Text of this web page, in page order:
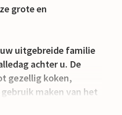
grote en
uitgebreide familie
achter u. De
gezellig koken,
maken van het
u vele uren kunt